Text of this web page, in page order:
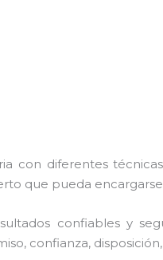
con diferentes
que pueda
confiables y
confianza,